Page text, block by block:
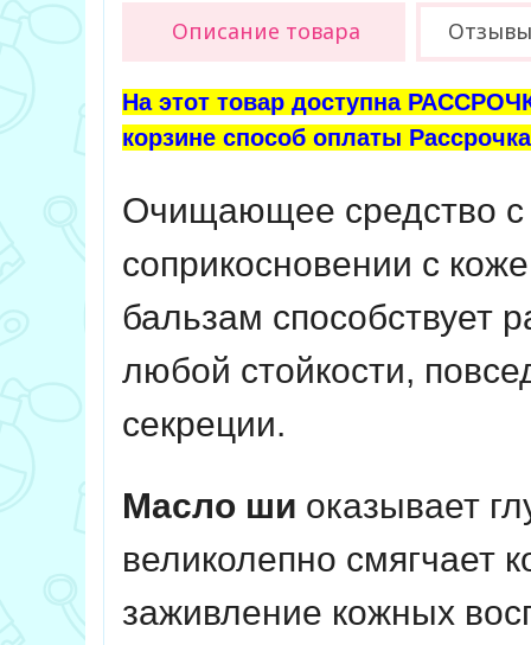
Описание товара
На этот товар доступна
корзине способ оплаты
Очищающее средство с
соприкосновении с
бальзам способствует
любой стойкости,
секреции.
Масло ши оказывает
великолепно смягчает
заживление кожных